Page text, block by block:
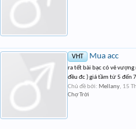
VHT Mua acc
ra tết bài bạc có vẻ
đều đc ) giá tầm từ 5 đến
Chủ đề bởi: Mellany, 15
Chợ Trời